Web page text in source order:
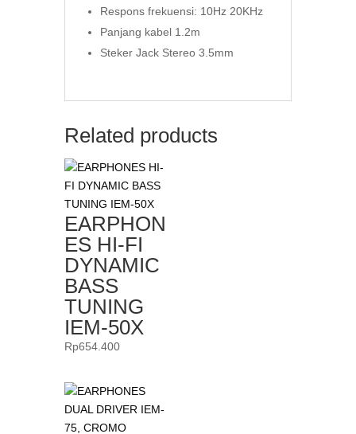
Respons frekuensi: 10Hz 20KHz
Panjang kabel 1.2m
Steker Jack Stereo 3.5mm
Related products
EARPHON
ES HI-FI
DYNAMIC
BASS
TUNING
IEM-50X
Rp654.400